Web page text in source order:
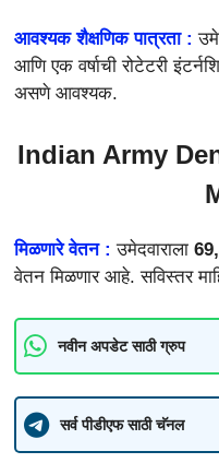
आवश्यक शैक्षणिक पात्रता :
आणि एक वर्षाची रोटेटरी
असणे आवश्यक.
Indian Army
मिळणारे वेतन :उमेदवाराला
वेतन मिळणार आहे. सविस्तर
नवीन अपडेट साठी ग्रुप
सर्व पीडीएफ साठी चॅनल